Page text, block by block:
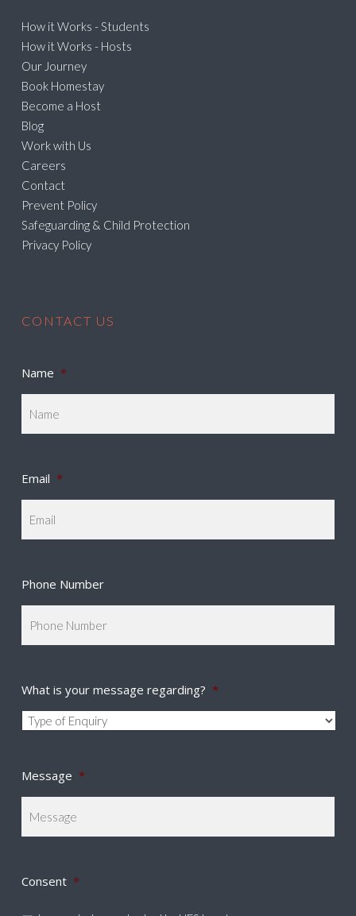
How it Works - Students
How it Works - Hosts
Our Journey
Book Homestay
Become a Host
Blog
Work with Us
Careers
Contact
Prevent Policy
Safeguarding & Child Protection
Privacy Policy
CONTACT US
Name *
Email *
Phone Number
What is your message regarding? *
Message *
Consent *